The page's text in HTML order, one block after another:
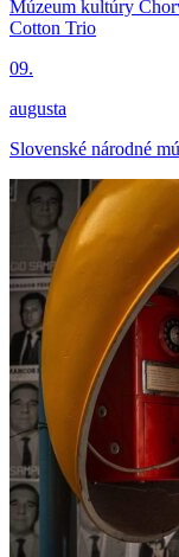
Múzeum kultúry
Cotton Trio
09.
augusta
Slovenské národné